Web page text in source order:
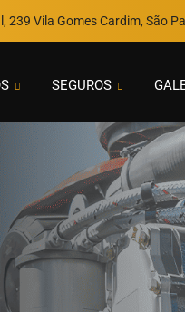
239 Vila Gomes Cardim, São
SEGUROS